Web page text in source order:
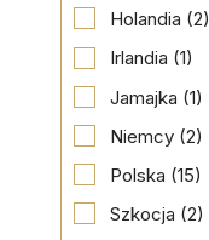
Holandia (2)
Irlandia (1)
Jamajka (1)
Niemcy (2)
Polska (15)
Szkocja (2)